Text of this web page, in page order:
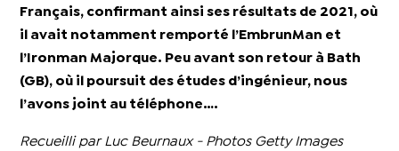
Français, confirmant ainsi ses résultats de 2021, où
il avait notamment remporté l’EmbrunMan et
l’Ironman Majorque. Peu avant son retour à Bath
(GB), où il poursuit des études d’ingénieur, nous
l’avons joint au téléphone….
Recueilli par Luc Beurnaux - Photos Getty Images